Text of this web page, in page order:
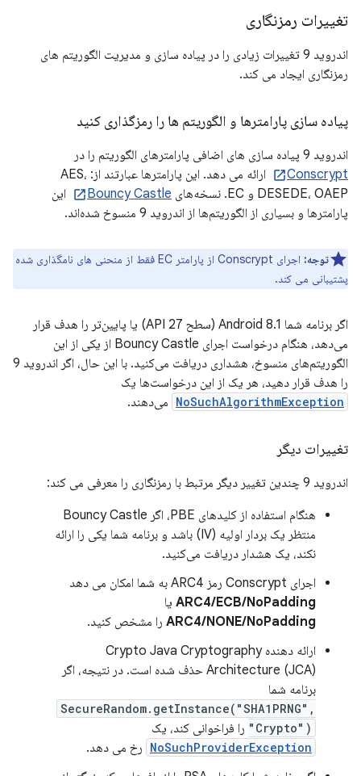
تغییرات رمزنگاری
اندروید 9 تغییرات زیادی را در پیاده سازی و مدیریت الگوریتم های
رمزنگاری ایجاد می کند.
پیاده سازی پارامترها و الگوریتم ها را رمزگذاری کنید
اندروید 9 پیاده سازی های اضافی پارامترهای الگوریتم را در
Conscrypt
ارائه می دهد. این پارامترها عبارتند از: AES،
DESEDE، OAEP و EC. نسخه‌های
Bouncy Castle
این
پارامترها و بسیاری از الگوریتم‌ها از اندروید 9 منسوخ شده‌اند.
توجه:
اجرای Conscrypt از پارامتر EC فقط از منحنی های نامگذاری شده
پشتیبانی می کند.
اگر برنامه شما Android 8.1 (سطح API 27) یا پایین‌تر را هدف قرار
می‌دهد، هنگام درخواست اجرای Bouncy Castle از یکی از این
الگوریتم‌های منسوخ، هشداری دریافت می‌کنید. با این حال، اگر اندروید 9
را هدف قرار دهید، هر یک از این درخواست‌ها یک
NoSuchAlgorithmException می‌دهند.
تغییرات دیگر
اندروید 9 چندین تغییر دیگر مرتبط با رمزنگاری را معرفی می کند:
هنگام استفاده از کلیدهای PBE، اگر Bouncy Castle
منتظر یک بردار اولیه (IV) باشد و برنامه شما یکی را ارائه
نکند، یک هشدار دریافت می‌کنید.
اجرای Conscrypt رمز ARC4 به شما امکان می دهد
ARC4/ECB/NoPadding یا
ARC4/NONE/NoPadding را مشخص کنید.
ارائه دهنده Crypto Java Cryptography
Architecture (JCA) حذف شده است. در نتیجه، اگر
برنامه شما
SecureRandom.getInstance("SHA1PRNG",
"Crypto") را فراخوانی کند، یک
NoSuchProviderException رخ می دهد.